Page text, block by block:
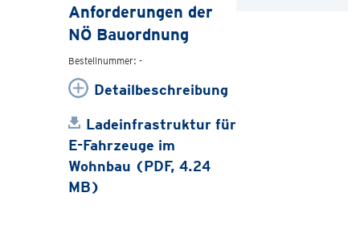
Anforderungen der
NÖ Bauordnung
Bestellnummer: -
Detailbeschreibung
Ladeinfrastruktur für
E-Fahrzeuge im
Wohnbau (PDF, 4.24
MB)